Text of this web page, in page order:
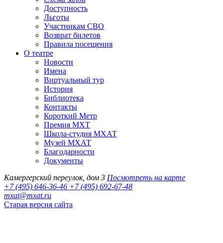
Доступность
Льготы
Участникам СВО
Возврат билетов
Правила посещения
О театре
Новости
Имена
Виртуальный тур
История
Библиотека
Контакты
Короткий Метр
Премия МХТ
Школа-студия МХАТ
Музей МХАТ
Благодарности
Документы
Камергерский переулок, дом 3 Посмотреть на карте
+7 (495) 646-36-46 +7 (495) 692-67-48‬
mxat@mxat.ru
Старая версия сайта